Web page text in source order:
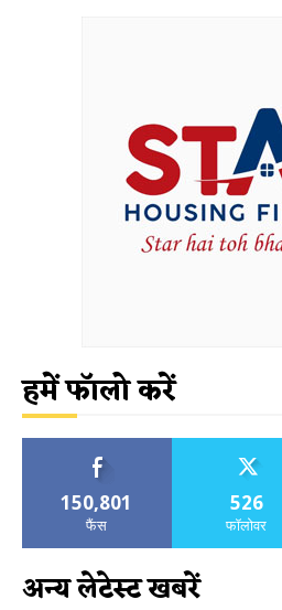
हमें फॉलो करें
150,801
फैंस
526
फॉलोवर
अन्य लेटेस्ट खबरें